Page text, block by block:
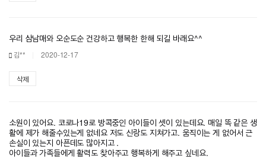
우리 삼남매와 오순도순 건강하고 행복한 한해 되길 바래요^^
김** 2020-12-17
삭제
소원이 있어요. 코로나19로 방콕중인 아이들이 셋이 있는데요. 매일 똑 같은 생
활에 제가 해줄수있는게 없네요 저도 신랑도 지쳐가고. 움직이는 게 없어서 근
손실이 있는지 아픈데도 많아지고 .
아이들과 가족들에게 활력도 찾아주고 행복하게 해주고 싶네요.